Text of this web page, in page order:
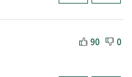
90
0